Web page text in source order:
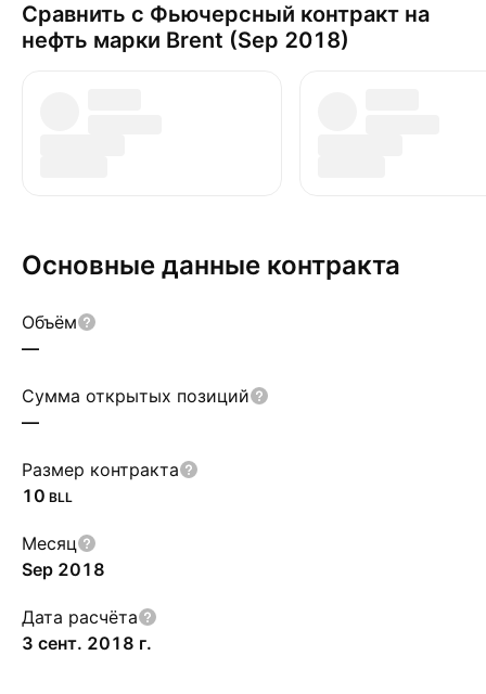
Сравнить с Фьючерсный контракт на
нефть марки Brent (Sep 2018)
Основные данные контракта
Объём
—
Сумма открытых позиций
—
Размер контракта
10 BLL
Месяц
Sep 2018
Дата расчёта
3 сент. 2018 г.